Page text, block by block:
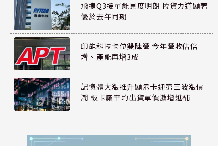
飛捷Q3接單能見度明朗 拉貨力道顯著
優於去年同期
印能科技卡位雙陣營 今年營收估倍
增、產能再增3成
記憶體大漲推升顯示卡迎第三波漲價
潮 板卡廠平均出貨單價激增進補